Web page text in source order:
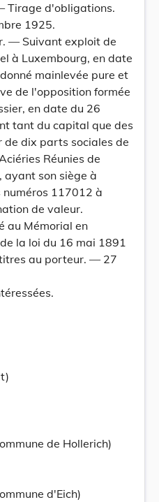
Tirage d'obligations.
1925.
— Suivant exploit de
à Luxembourg, en date
mainlevée pure et
de l'opposition formée
en date du 26
tant du capital que des
de dix parts sociales de
Réunies de
ayant son siège à
117012 à
de valeur.
au Mémorial en
la loi du 16 mai 1891
au porteur. — 27
de Hollerich)
d'Eich)